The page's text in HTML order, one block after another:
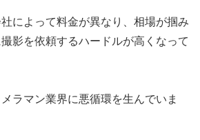
によって料金が異なり、相場が掴み
影を依頼するハードルが高くなって
ラマン業界に悪循環を生んでいま